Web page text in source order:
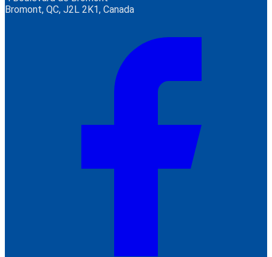
Bromont, QC, J2L 2K1, Canada